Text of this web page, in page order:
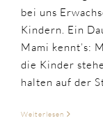
bei uns
Kindern. Ein
Mami kennt’s:
die Kinder
halten auf der
Weiterlesen